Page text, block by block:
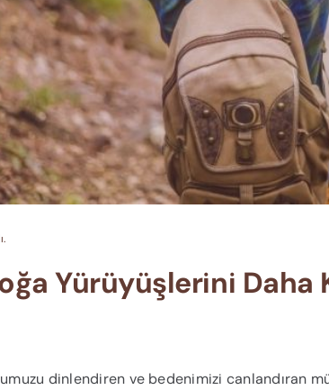
Yürüyüşlerini
dinlendiren ve bedenimizi canlandıran